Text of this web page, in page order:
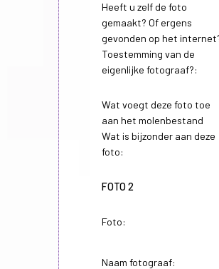
Heeft u zelf de foto
gemaakt? Of ergens
gevonden op het
Toestemming van de
eigenlijke fotograaf?:
Wat voegt deze foto toe
aan het molenbestand
Wat is bijzonder aan deze
foto:
FOTO 2
Foto:
Naam fotograaf: